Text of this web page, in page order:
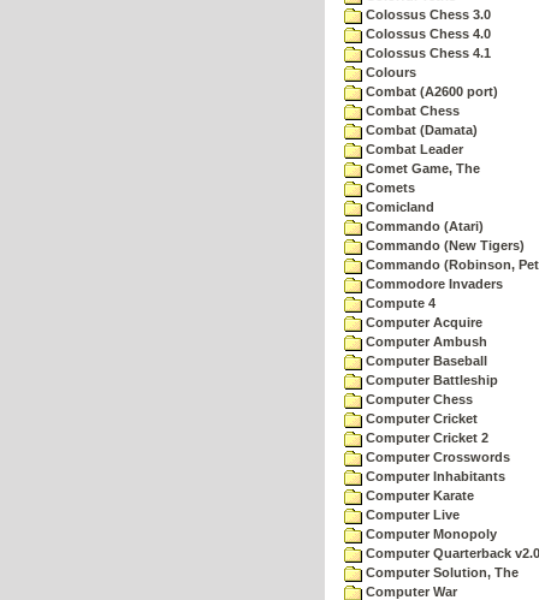
Colossus Chess 3.0
Colossus Chess 4.0
Colossus Chess 4.1
Colours
Combat (A2600 port)
Combat Chess
Combat (Damata)
Combat Leader
Comet Game, The
Comets
Comicland
Commando (Atari)
Commando (New Tigers)
Commando (Robinson,
Commodore Invaders
Compute 4
Computer Acquire
Computer Ambush
Computer Baseball
Computer Battleship
Computer Chess
Computer Cricket
Computer Cricket 2
Computer Crosswords
Computer Inhabitants
Computer Karate
Computer Live
Computer Monopoly
Computer Quarterback v2.0
Computer Solution, The
Computer War